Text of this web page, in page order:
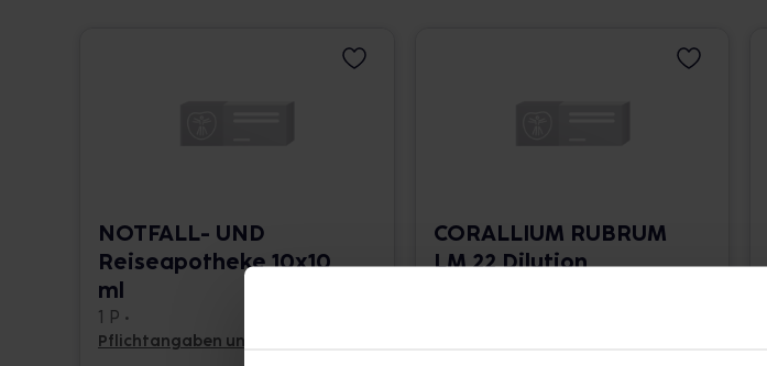
NOTFALL- UND
Reiseapotheke 10x10
ml
1 P •
Pflichtangaben und Details
CORALLIUM RUBRUM
LM 22 Dilution